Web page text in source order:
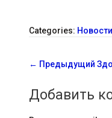
Categories: Новости
С
о
о
← Предыдущий
Добавить